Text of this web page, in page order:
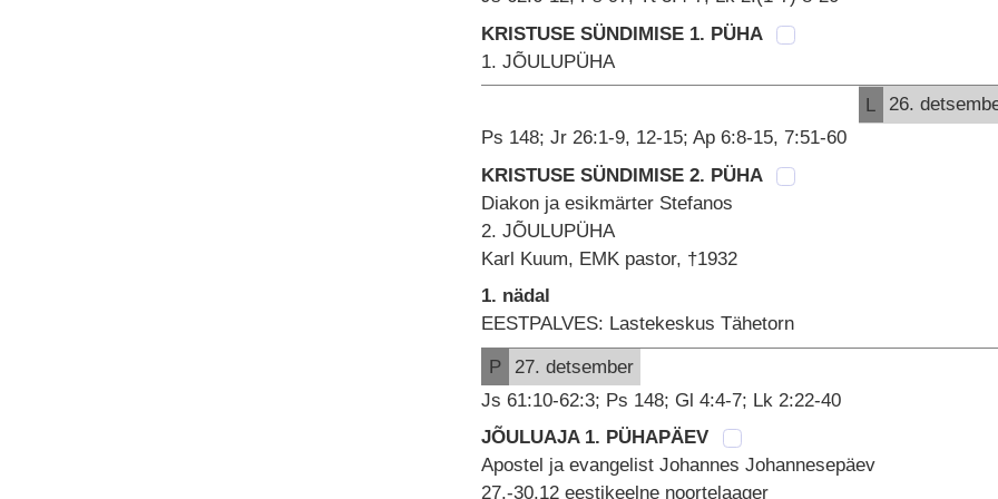
KRISTUSE SÜNDIMISE 1. PÜHA
1. JÕULUPÜHA
L
26.
Ps 148; Jr 26:1-9, 12-15; Ap 6:8-15, 7:51-60
KRISTUSE SÜNDIMISE 2. PÜHA
Diakon ja esikmärter Stefanos
2. JÕULUPÜHA
Karl Kuum, EMK pastor, †1932
1. nädal
EESTPALVES: Lastekeskus Tähetorn
P
27. detsember
Js 61:10-62:3; Ps 148; Gl 4:4-7; Lk 2:22-40
JÕULUAJA 1. PÜHAPÄEV
Apostel ja evangelist Johannes Johannesepäev
27.-30.12 eestikeelne noortelaager